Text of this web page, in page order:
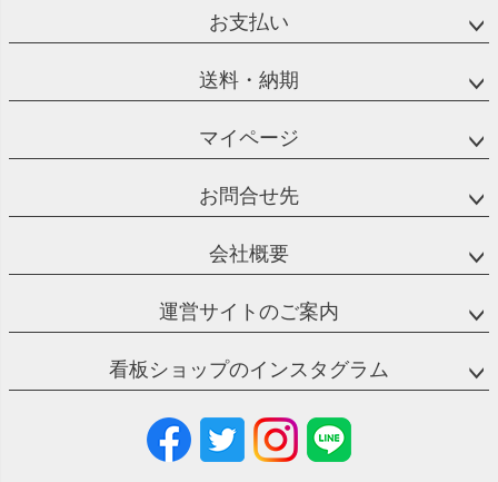
お支払い
送料・納期
マイページ
お問合せ先
会社概要
運営サイトのご案内
看板ショップのインスタグラム